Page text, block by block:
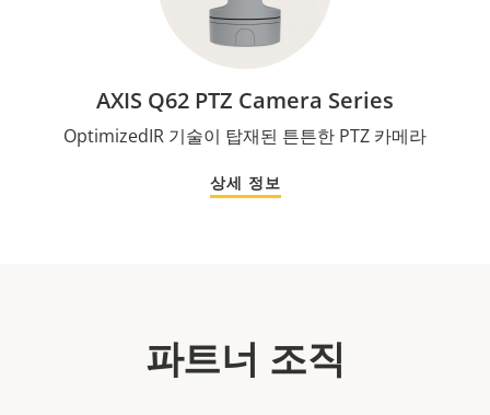
AXIS Q62 PTZ Camera Series
OptimizedIR 기술이 탑재된 튼튼한 PTZ 카메라
상세 정보
파트너 조직